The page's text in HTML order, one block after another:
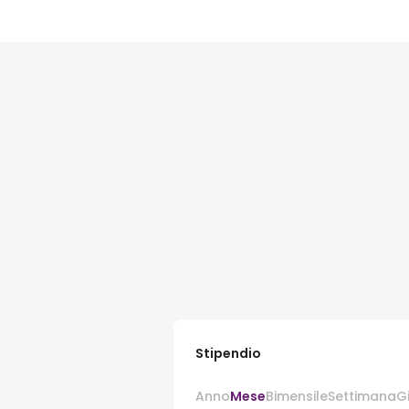
Stipendio
AnnoMeseBimensileSettimana